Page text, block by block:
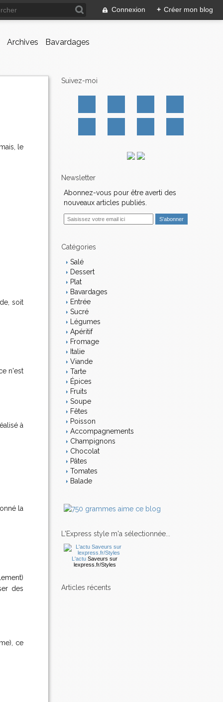
Connexion + Créer mon blog
Archives Bavardages
le
soit
n'est
à
la
des
ce
Suivez-moi
Newsletter
Abonnez-vous pour être averti des
nouveaux articles publiés.
i Catégories
Salé
Dessert
Plat
Bavardages
Entrée
Sucré
Légumes
Apéritif
Fromage
Italie
Viande
Tarte
Épices
Fruits
Soupe
Fêtes
Poisson
Accompagnements
Champignons
Chocolat
Pâtes
Tomates
Balade
L'Express style m'a sélectionnée...
L'actu Saveurs sur
lexpress.fr/Styles
articles récents